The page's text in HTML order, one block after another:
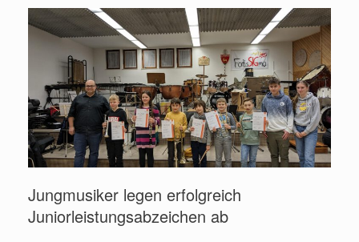
Jungmusiker legen erfolgreich
Juniorleistungsabzeichen ab